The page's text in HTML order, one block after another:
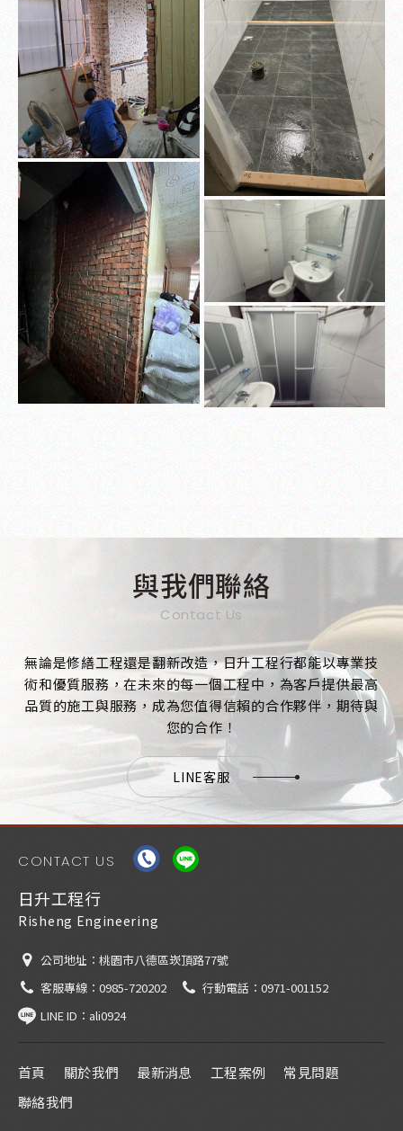
與我們聯絡
Contact Us
無論是修繕工程還是翻新改造，日升工程行都能以專業技
術和優質服務，在未來的每一個工程中，為客戶提供最高
品質的施工與服務，成為您值得信賴的合作夥伴，期待與
您的合作！
LINE客服
CONTACT US
日升工程行
Risheng Engineering
公司地址： 桃園市八德區崁頂路77號
客服專線： 0985-720202 行動電話： 0971-001152
LINE ID： ali0924
首頁 關於我們 最新消息 工程案例
常見問題
聯絡我們